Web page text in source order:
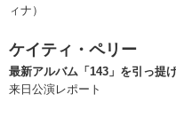
ィナ）
ケイティ・ペリー
最新アルバム「143」を引っ提
来日公演レポート